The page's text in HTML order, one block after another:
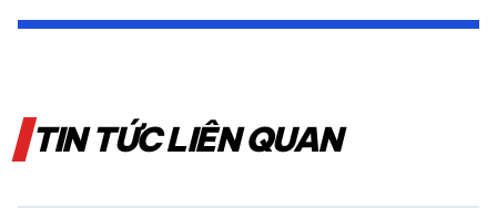
TIN TỨC LIÊN QUAN